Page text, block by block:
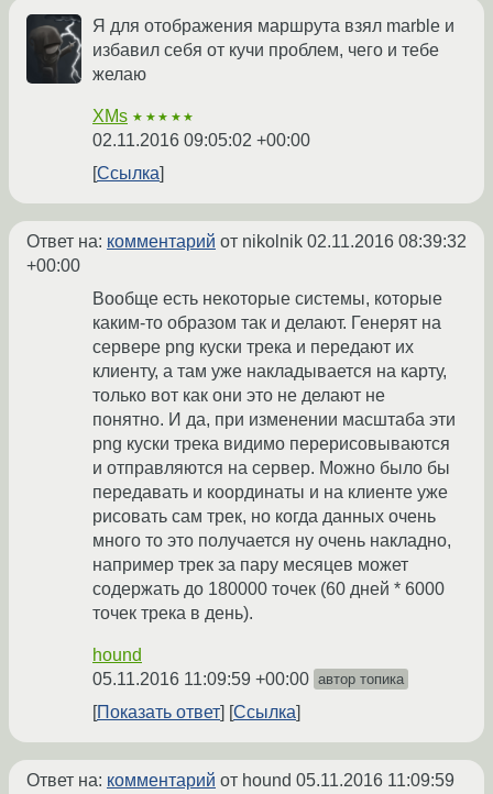
Я для отображения маршрута взял marble и
избавил себя от кучи проблем, чего и тебе
желаю
XMs ★★★★★
02.11.2016 09:05:02 +00:00
Ссылка
Ответ на: комментарий от nikolnik 02.11.2016 08:39:32
+00:00
Вообще есть некоторые системы, которые
каким-то образом так и делают. Генерят на
сервере png куски трека и передают их
клиенту, а там уже накладывается на карту,
только вот как они это не делают не
понятно. И да, при изменении масштаба эти
png куски трека видимо перерисовываются
и отправляются на сервер. Можно было бы
передавать и координаты и на клиенте уже
рисовать сам трек, но когда данных очень
много то это получается ну очень накладно,
например трек за пару месяцев может
содержать до 180000 точек (60 дней * 6000
точек трека в день).
hound
05.11.2016 11:09:59 +00:00 автор топика
Показать ответ Ссылка
Ответ на: комментарий от hound 05.11.2016 11:09:59